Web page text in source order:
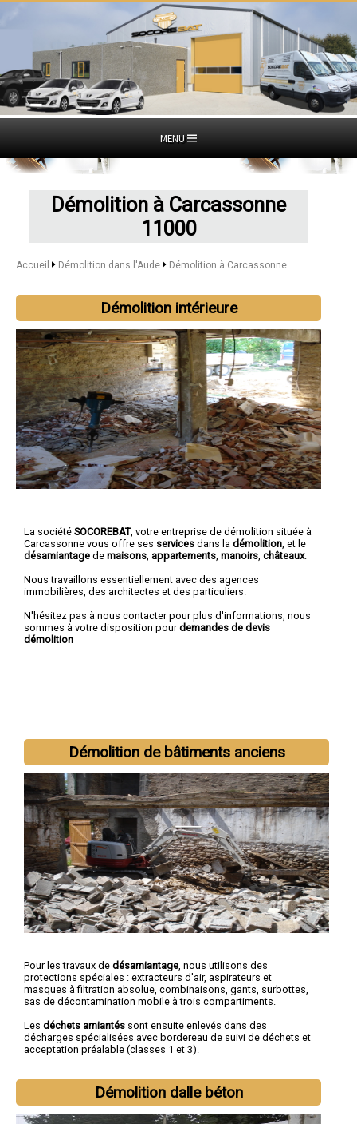
MENU
Démolition à Carcassonne
11000
Accueil Démolition dans l'Aude Démolition à Carcassonne
Démolition intérieure
La société SOCOREBAT, votre entreprise de démolition située à
Carcassonne vous offre ses services dans la démolition , et le
désamiantage de maisons appartements manoirs châteaux.
Nous travaillons essentiellement avec des agences
immobilières, des architectes et des particuliers.
N'hésitez pas à nous contacter pour plus d'informations, nous
sommes à votre disposition pourdemandes de devis
démolition
Carcassonne,Castelnaudary,Lézignan-Corbières,Limoux,
Trèbes,Port-la-Nouvelle,Sigean,Cuxac-d'Aude
Démolition de bâtiments anciens
Pour les travaux de désamiantage , nous utilisons des
protections spéciales : extracteurs d'air, aspirateurs et
masques à filtration absolue, combinaisons, gants, surbottes,
sas de décontamination mobile à trois compartiments.
Les déchets amiantés sont ensuite enlevés dans des
décharges spécialisées avec bordereau de suivi de déchets et
acceptation préalable (classes 1 et 3).
Démolition dalle béton